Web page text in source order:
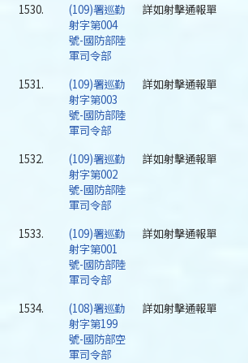
1530.
(109)署巡勤
射字第004
號-國防部陸
軍司令部
詳如射擊通報單
1531.
(109)署巡勤
射字第003
號-國防部陸
軍司令部
詳如射擊通報單
1532.
(109)署巡勤
射字第002
號-國防部陸
軍司令部
詳如射擊通報單
1533.
(109)署巡勤
射字第001
號-國防部陸
軍司令部
詳如射擊通報單
1534.
(108)署巡勤
射字第199
號-國防部空
軍司令部
詳如射擊通報單